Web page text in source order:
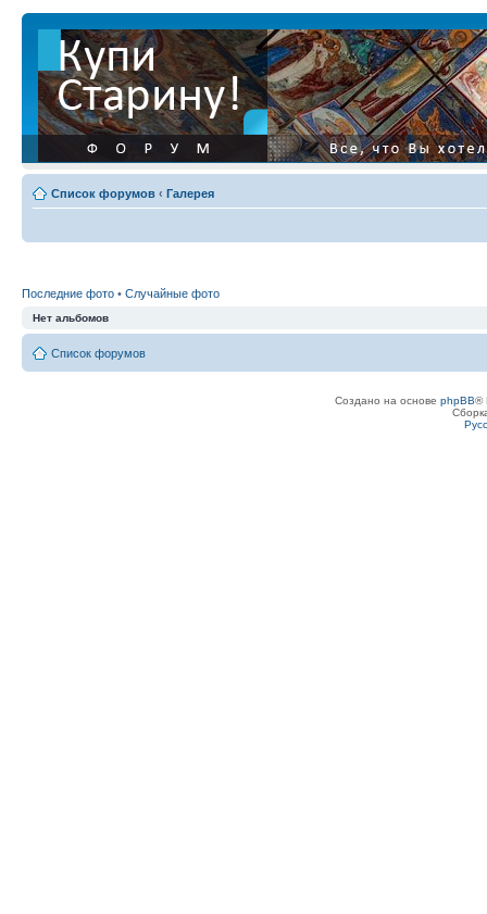
Список форумов ‹ Галерея
Последние фото • Случайные фото
Нет альбомов
Список форумов
Создано на основе phpBB®